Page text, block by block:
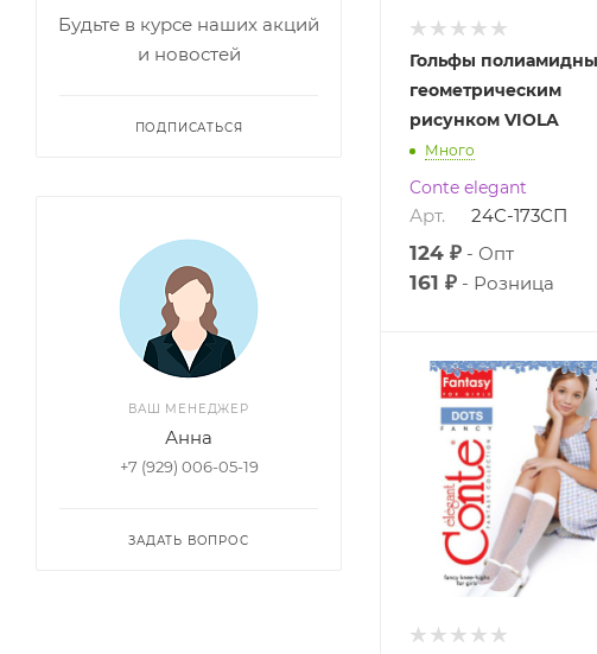
Гольфы
геометрическим
рисунком VIOLA
Много
Conte elegant
Арт. 24С-173СП
124 ₽ Опт
161 ₽ Розница
Будьте в курсе наших акций
и новостей
ПОДПИСАТЬСЯ
ВАШ МЕНЕДЖЕР
Анна
+7 (929) 006-05-19
ЗАДАТЬ ВОПРОС